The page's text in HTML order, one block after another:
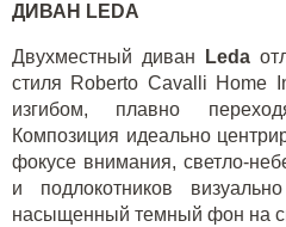
ДИВАН LEDA
Двухместный диван Leda
стиля Roberto Cavalli Home
изгибом, плавно
Композиция идеально
фокусе внимания, светло-
и подлокотников
насыщенный темный фон на